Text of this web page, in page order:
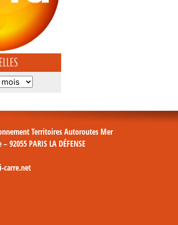
Territoires Autoroutes Mer
92055 PARIS LA DÉFENSE
carre.net